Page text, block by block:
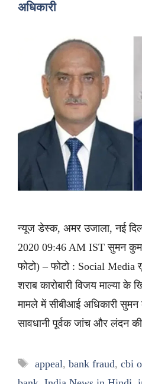
अधिकारी
न्यूज डेस्क, अमर उजाला, नई
2020 09:46 AM IST सुमन
फोटो) – फोटो : Social
शराब कारोबारी विजय माल्या
मामले में सीबीआई अधिकारी सुमन
सावधानी पूर्वक जांच और लंदन
Tags
appeal, bank fraud, cbi